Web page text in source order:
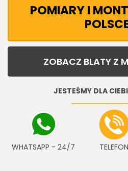
POMIARY I
ZOBACZ BLATY Z
JESTEŚMY DLA
WHATSAPP - 24/7 TELEFON